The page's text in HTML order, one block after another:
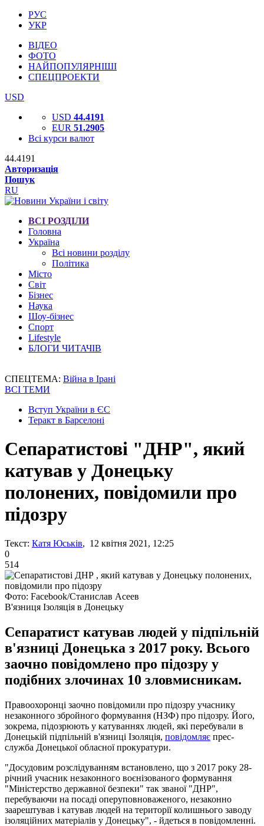
РУС
УКР
ВІДЕО
ФОТО
НАЙПОПУЛЯРНІШІ
СПЕЦПРОЕКТИ
USD
USD 44.4191
EUR 51.2905
Всі курси валют
44.4191
Авторизація
Пошук
RU
ВСІ РОЗДІЛИ
Головна
Україна
Всі новини розділу
Політика
Місто
Світ
Бізнес
Наука
Шоу-бізнес
Спорт
Lifestyle
БЛОГИ ЧИТАЧІВ
СПЕЦТЕМА: Війна в Ірані
ВСІ ТЕМИ
Вступ України в ЄС
Теракт в Барселоні
Сепаратистові "ДНР", який
катував у Донецьку
полонених, повідомили про
підозру
Текст: Катя Юськів, 12 квітня 2021, 12:25
0
514
Фото: Facebook/Станислав Асеев
В'язниця Ізоляція в Донецьку
Сепаратист катував людей у підпільній
в'язниці Донецька з 2017 року. Всього
заочно повідомлено про підозру у
подібних злочинах 10 зловмисникам.
Правоохоронці заочно повідомили про підозру учаснику
незаконного збройного формування (НЗФ) про підозру. Його,
зокрема, підозрюють у катуваннях людей, які перебували в
Донецькій підпільній в'язниці Ізоляція, повідомляє прес-
служба Донецької обласної прокуратури.
"Досудовим розслідуванням встановлено, що з 2017 року 28-
річний учасник незаконного воєнізованого формування
"Міністерство державної безпеки" так званої "ДНР",
перебуваючи на посаді оперуповноваженого, незаконно
заарештував і катував людей на території колишнього заводу
ізоляційних матеріалів у Донецьку", - йдеться в повідомленні.